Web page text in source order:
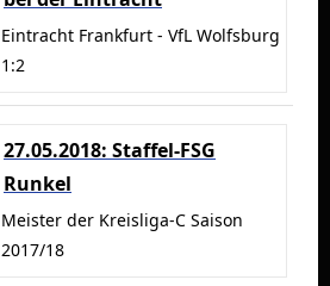
Eintracht Frankfurt - VfL Wolfsburg
1:2
27.05.2018: Staffel-FSG
Runkel
Meister der Kreisliga-C Saison
2017/18